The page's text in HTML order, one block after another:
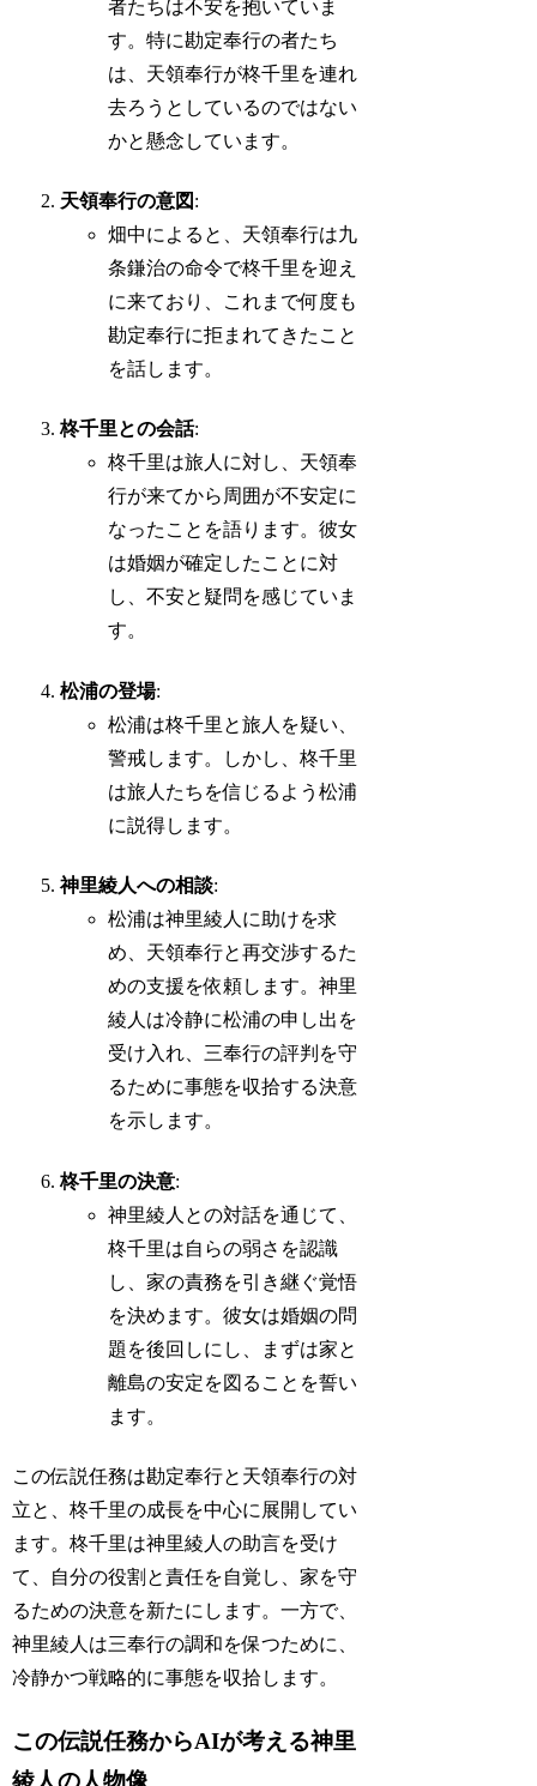
者たちは不安を抱いていま
す。特に勘定奉行の者たち
は、天領奉行が柊千里を連れ
去ろうとしているのではない
かと懸念しています。
天領奉行の意図 :
畑中によると、天領奉行は九
条鎌治の命令で柊千里を迎え
に来ており、これまで何度も
勘定奉行に拒まれてきたこと
を話します。
柊千里との会話:
柊千里は旅人に対し、天領奉
行が来てから周囲が不安定に
なったことを語ります。彼女
は婚姻が確定したことに対
し、不安と疑問を感じていま
す。
松浦の登場:
松浦は柊千里と旅人を疑い、
警戒します。しかし、柊千里
は旅人たちを信じるよう松浦
に説得します。
神里綾人への相談:
松浦は神里綾人に助けを求
め、天領奉行と再交渉するた
めの支援を依頼します。神里
綾人は冷静に松浦の申し出を
受け入れ、三奉行の評判を守
るために事態を収拾する決意
を示します。
柊千里の決意:
神里綾人との対話を通じて、
柊千里は自らの弱さを認識
し、家の責務を引き継ぐ覚悟
を決めます。彼女は婚姻の問
題を後回しにし、まずは家と
離島の安定を図ることを誓い
ます。
この伝説任務は勘定奉行と天領奉行の対
立と、柊千里の成長を中心に展開してい
ます。柊千里は神里綾人の助言を受け
て、自分の役割と責任を自覚し、家を守
るための決意を新たにします。一方で、
神里綾人は三奉行の調和を保つために、
冷静かつ戦略的に事態を収拾します。
この伝説任務からAIが考える神里